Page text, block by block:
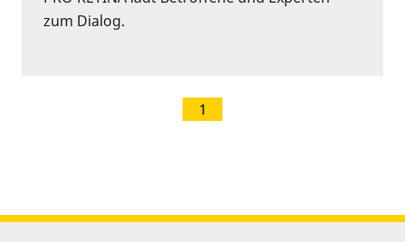
zum Dialog.
1